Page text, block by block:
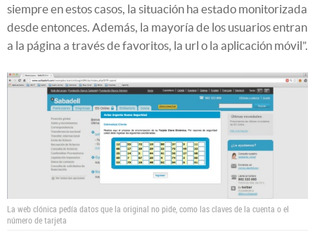
siempre en estos casos, la situación ha estado monitorizada
desde entonces. Además, la mayoría de los usuarios entran
a la página a través de favoritos, la url o la aplicación móvil”.
La web clónica pedía datos que la original no pide, como las claves de la cuenta o el
número de tarjeta